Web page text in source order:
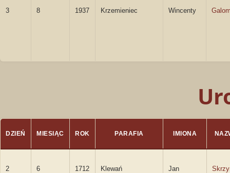
3 8 1937 Krzemieniec Wincenty
DZIEŃ MIESIĄC ROK PARAFIA IMIONA
2 6 1712 Klewań Jan